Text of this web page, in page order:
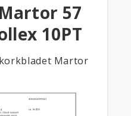
57
10PT
Martor